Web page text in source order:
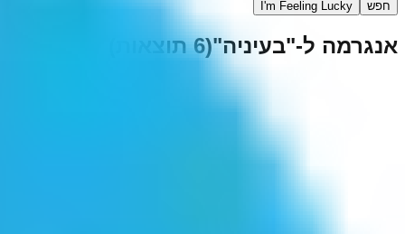
חפש I'm Feeling Lucky
אנגרמה ל-"בעיניה"
(
6תוצאות)